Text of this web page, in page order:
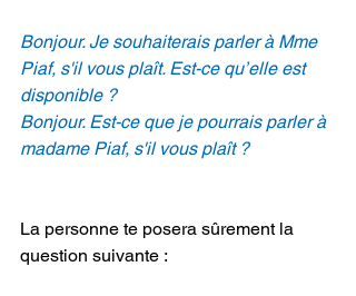
Bonjour. Je souhaiterais parler à Mme
Piaf, s'il vous plaît. Est-ce qu’elle est
disponible ?
Bonjour. Est-ce que je pourrais parler à
madame Piaf, s'il vous plaît ?
La personne te posera sûrement la
question suivante :